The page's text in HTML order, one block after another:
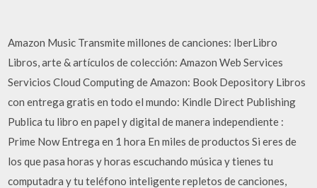
Amazon Music Transmite millones de canciones: IberLibro
Libros, arte & artículos de colección: Amazon Web Services
Servicios Cloud Computing de Amazon: Book Depository Libros
con entrega gratis en todo el mundo: Kindle Direct Publishing
Publica tu libro en papel y digital de manera independiente :
Prime Now Entrega en 1 hora En miles de productos Si eres de
los que pasa horas y horas escuchando música y tienes tu
computadra y tu teléfono inteligente repletos de canciones,